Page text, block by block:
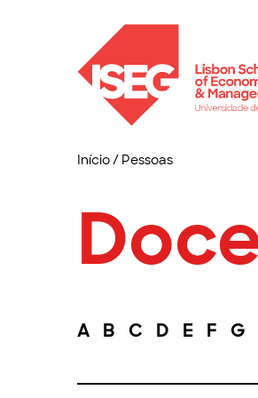
Início/ Pessoas
A B C D E F G